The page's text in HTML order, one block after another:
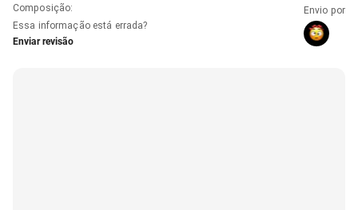
Composição:
Essa informação está errada?
Enviar revisão
Envio por